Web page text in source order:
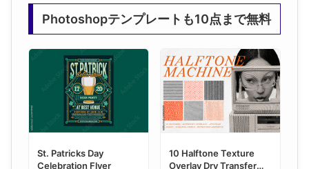
Photoshopテンプレートも10点まで無料
St. Patricks Day
Celebration Flyer
10 Halftone Texture
Overlay Dry Transfer